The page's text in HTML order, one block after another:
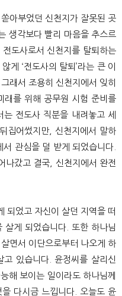
아부었던 신천지가 잘못된 곳
생각보다 빨리 마음을 추스르
도사로서 신천지를 탈퇴하는
게 ‘전도사의 탈퇴’라는 큰 이
래서 조용히 신천지에서 잊히
래를 위해 공무원 시험 준비를
전도사 직분을 내려놓고 세
집어썼지만, 신천지에서 말하
서 관심을 덜 받게 되었습니다.
나갔고 결국, 신천지에서 완전
되었고 자신이 살던 지역을 떠
살게 되었습니다. 또한 하나님
면서 이단으로부터 나오게 하
있습니다. 윤정씨를 살리신
해 보이는 일이라도 하나님께
다시금 느낍니다. 오늘도 윤